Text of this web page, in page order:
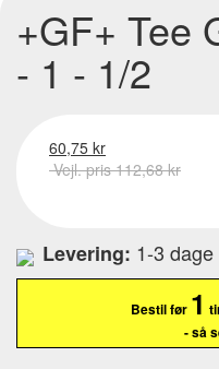
+GF+ Tee
- 1 - 1/2
60,75 kr
Vejl. pris 112,68 kr
Levering: 1-3 dage
Bestil før 1
- så